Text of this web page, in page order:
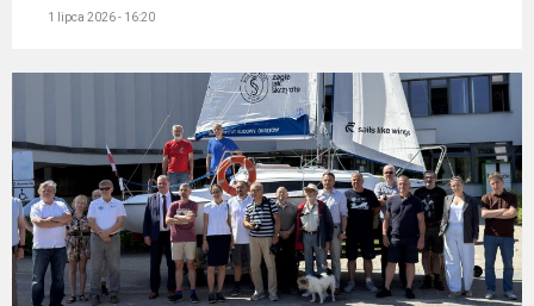
1 lipca 2026 - 16:20